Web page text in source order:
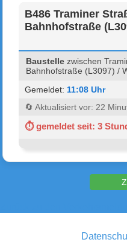
B486 Traminer
Bahnhofstraße
Baustelle zwischen
Bahnhofstraße (L3097) /
Gemeldet: 11:08 Uhr
🔄 Aktualisiert vor: 22
⏱ gemeldet seit: 3